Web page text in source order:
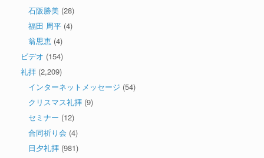
石阪勝美 (28)
福田 周平 (4)
翁思恵 (4)
ビデオ (154)
礼拝 (2,209)
インターネットメッセージ (54)
クリスマス礼拝 (9)
セミナー (12)
合同祈り会 (4)
日夕礼拝 (981)